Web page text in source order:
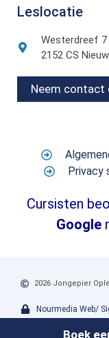
Boek
Leslocatie
Westerdreef 7
2152 CS
Neem contact
Privacy
Cursisten
Google
2026 Jongepier
Nourmedia Web/